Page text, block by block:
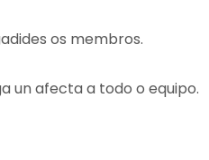
os membros.
un afecta a todo o equipo.